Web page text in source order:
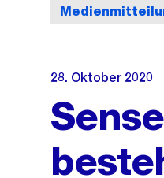
28. Oktober 2020